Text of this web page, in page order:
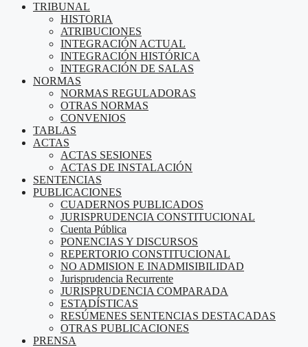
TRIBUNAL
HISTORIA
ATRIBUCIONES
INTEGRACIÓN ACTUAL
INTEGRACIÓN HISTÓRICA
INTEGRACIÓN DE SALAS
NORMAS
NORMAS REGULADORAS
OTRAS NORMAS
CONVENIOS
TABLAS
ACTAS
ACTAS SESIONES
ACTAS DE INSTALACIÓN
SENTENCIAS
PUBLICACIONES
CUADERNOS PUBLICADOS
JURISPRUDENCIA CONSTITUCIONAL
Cuenta Pública
PONENCIAS Y DISCURSOS
REPERTORIO CONSTITUCIONAL
NO ADMISION E INADMISIBILIDAD
Jurisprudencia Recurrente
JURISPRUDENCIA COMPARADA
ESTADÍSTICAS
RESÚMENES SENTENCIAS DESTACADAS
OTRAS PUBLICACIONES
PRENSA